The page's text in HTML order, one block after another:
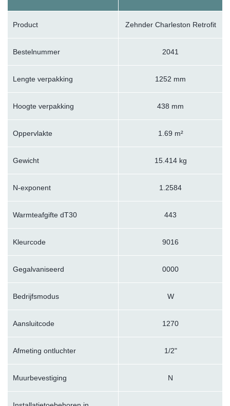
Product Zehnder Charleston Retrofit
Bestelnummer 2041
Lengte verpakking 1252 mm
Hoogte verpakking 438 mm
Oppervlakte 1.69 m²
Gewicht 15.414 kg
N-exponent 1.2584
Warmteafgifte dT30 443
Kleurcode 9016
Gegalvaniseerd 0000
Bedrijfsmodus W
Aansluitcode 1270
Afmeting ontluchter 1/2"
Muurbevestiging N